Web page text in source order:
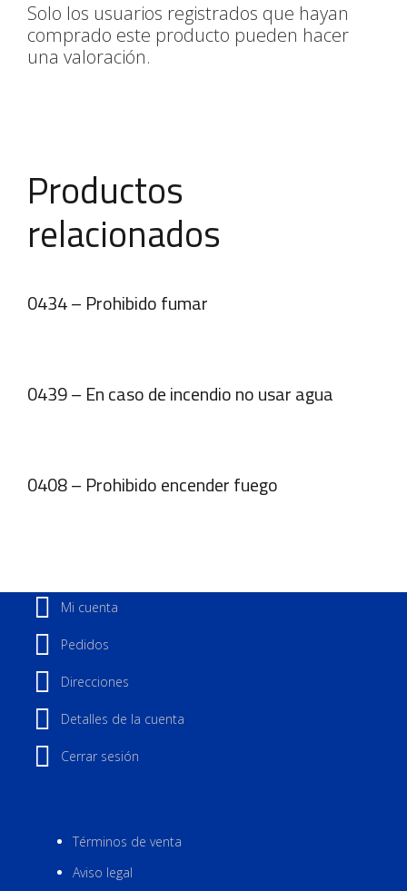
Solo los usuarios registrados que hayan
comprado este producto pueden hacer
una valoración.
Productos
relacionados
0434 – Prohibido fumar
0439 – En caso de incendio no usar agua
0408 – Prohibido encender fuego
Mi cuenta
Pedidos
Direcciones
Detalles de la cuenta
Cerrar sesión
Términos de venta
Aviso legal